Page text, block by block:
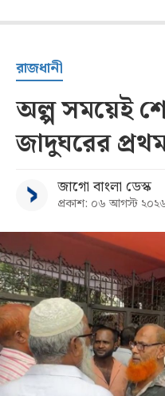
রাজধানী
অল্প সময়েই
জাদুঘরের
জাগো বাংলা ডেস্ক
প্রকাশ: ০৬ আগস্ট